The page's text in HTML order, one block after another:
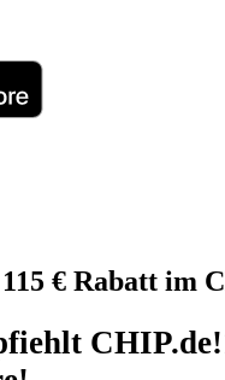
€ Rabatt im
CHIP.de!